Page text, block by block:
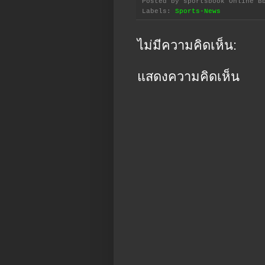
Labels: Sports-News
ไม่มีความคิดเห็น:
แสดงความคิดเห็น